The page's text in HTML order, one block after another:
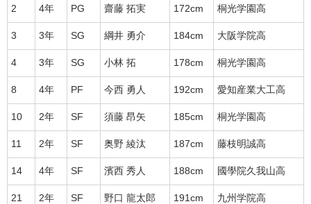
2 4年 PG 齋藤 拓実 172cm 桐光学園高
3 3年 SG 綱井 勇介 184cm 大阪学院高
4 3年 SG 小林 拓 178cm 桐光学園高
8 4年 PF 今西 勇人 192cm 愛知産業大工高
10 2年 SF 須藤 昂矢 185cm 桐光学園高
11 2年 SF 奥野 綾汰 187cm 藤枝明誠高
14 4年 SF 濱西 秀人 188cm 國學院久我山高
21 2年 SF 野口 龍太郎 191cm 九州学院高